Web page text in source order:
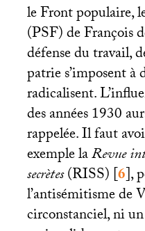
le Front populaire,
(PSF) de François
défense du travail,
patrie s’imposent à
radicalisent.
des années 1930
rappelée. Il faut
exemple laRevue
secrètes(RISS)[6],
l’antisémitisme de
circonstanciel, ni